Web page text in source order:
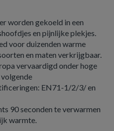
worden gekoeld in een
en pijnlijke plekjes.
voor duizenden warme
en maten verkrijgbaar.
vervaardigd onder hoge
EN71-1/2/3/ en
90 seconden te verwarmen
warmte.